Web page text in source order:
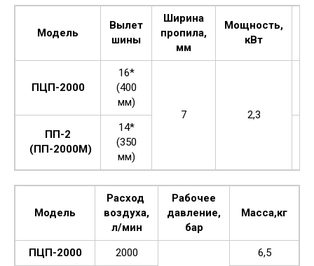
Модель
Вылет
шины
Ширина
пропила,
мм
Мощность,
кВт
ПЦП-2000
16*
(400
мм)
7
2,3
ПП-2
(ПП-2000М)
14*
(350
мм)
Модель
Расход
воздуха,
л/мин
Рабочее
давление,
бар
Масса,кг
ПЦП-2000 2000 6,5